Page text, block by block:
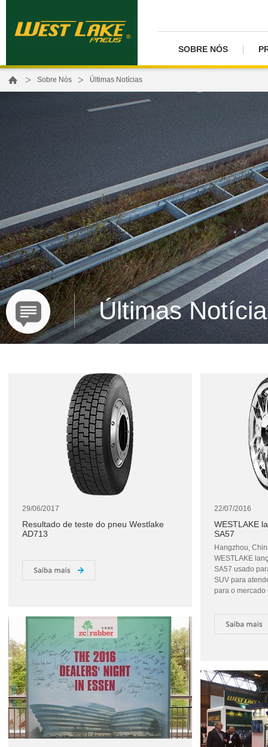
SOBRE NÓS
> Sobre Nós > Últimas Notícias
Últimas
29/06/2017
Resultado de teste do pneu Westlake
AD713
22/07/2016
WESTLAKE
SA57
Hangzhou,
WESTLAKE
SA57 usado
SUV para
para o mercado